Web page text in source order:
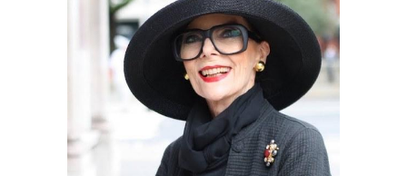
Французская мода Костюмы для женщин